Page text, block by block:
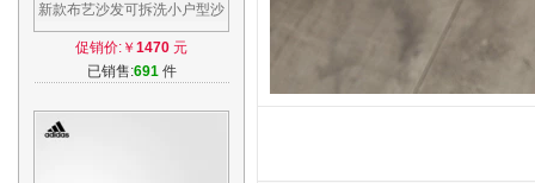
新款布艺沙发可拆洗小户型沙
发简约现代客厅家具三人位按
摩布沙发
促销价:￥ 1470 元
已销售:691件